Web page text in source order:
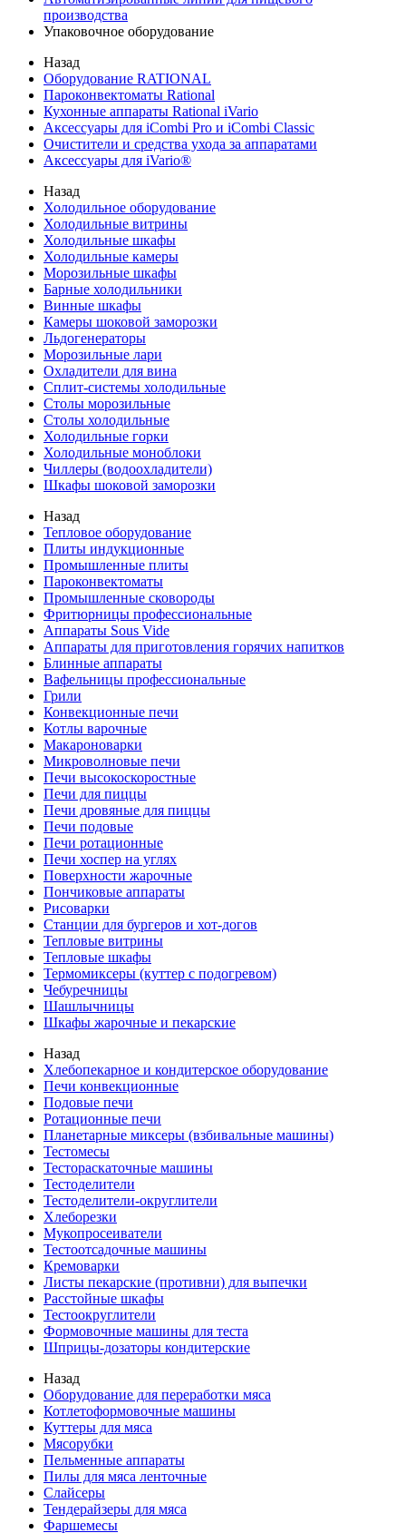
производства
Упаковочное оборудование
Назад
Оборудование RATIONAL
Пароконвектоматы Rational
Кухонные аппараты Rational iVario
Аксессуары для iCombi Pro и iCombi Classic
Очистители и средства ухода за аппаратами
Аксессуары для iVario®
Назад
Холодильное оборудование
Холодильные витрины
Холодильные шкафы
Холодильные камеры
Морозильные шкафы
Барные холодильники
Винные шкафы
Камеры шоковой заморозки
Льдогенераторы
Морозильные лари
Охладители для вина
Сплит-системы холодильные
Столы морозильные
Столы холодильные
Холодильные горки
Холодильные моноблоки
Чиллеры (водоохладители)
Шкафы шоковой заморозки
Назад
Тепловое оборудование
Плиты индукционные
Промышленные плиты
Пароконвектоматы
Промышленные сковороды
Фритюрницы профессиональные
Аппараты Sous Vide
Аппараты для приготовления горячих напитков
Блинные аппараты
Вафельницы профессиональные
Грили
Конвекционные печи
Котлы варочные
Макароноварки
Микроволновые печи
Печи высокоскоростные
Печи для пиццы
Печи дровяные для пиццы
Печи подовые
Печи ротационные
Печи хоспер на углях
Поверхности жарочные
Пончиковые аппараты
Рисоварки
Станции для бургеров и хот-догов
Тепловые витрины
Тепловые шкафы
Термомиксеры (куттер с подогревом)
Чебуречницы
Шашлычницы
Шкафы жарочные и пекарские
Назад
Хлебопекарное и кондитерское оборудование
Печи конвекционные
Подовые печи
Ротационные печи
Планетарные миксеры (взбивальные машины)
Тестомесы
Тестораскаточные машины
Тестоделители
Тестоделители-округлители
Хлеборезки
Мукопросеиватели
Тестоотсадочные машины
Кремоварки
Листы пекарские (противни) для выпечки
Расстойные шкафы
Тестоокруглители
Формовочные машины для теста
Шприцы-дозаторы кондитерские
Назад
Оборудование для переработки мяса
Котлетоформовочные машины
Куттеры для мяса
Мясорубки
Пельменные аппараты
Пилы для мяса ленточные
Слайсеры
Тендерайзеры для мяса
Фаршемесы